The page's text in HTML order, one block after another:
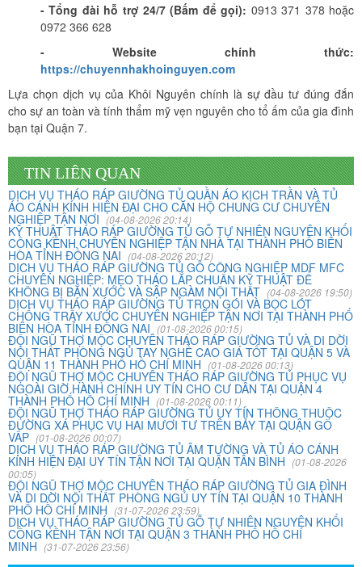
- Tổng đài hỗ trợ 24/7 (Bấm để gọi): 0913 371 378 hoặc
0972 366 628
- Website chính thức:
https://chuyennhakhoinguyen.com
Lựa chọn dịch vụ của Khôi Nguyên chính là sự đầu tư đúng đắn
cho sự an toàn và tính thẩm mỹ vẹn nguyên cho tổ ấm của gia đình
bạn tại Quận 7.
TIN LIÊN QUAN
DỊCH VỤ THÁO RÁP GIƯỜNG TỦ QUẦN ÁO KỊCH TRẦN VÀ TỦ
ÁO CÁNH KÍNH HIỆN ĐẠI CHO CĂN HỘ CHUNG CƯ CHUYÊN
NGHIỆP TẬN NƠI (04-08-2026 20:14)
KỸ THUẬT THÁO RÁP GIƯỜNG TỦ GỖ TỰ NHIÊN NGUYÊN KHỐI
CỒNG KỀNH CHUYÊN NGHIỆP TẬN NHÀ TẠI THÀNH PHỐ BIÊN
HÒA TỈNH ĐỒNG NAI (04-08-2026 20:12)
DỊCH VỤ THÁO RÁP GIƯỜNG TỦ GỖ CÔNG NGHIỆP MDF MFC
CHUYÊN NGHIỆP: MẸO THÁO LẮP CHUẨN KỸ THUẬT ĐỂ
KHÔNG BỊ BẮN XƯỚC VÀ SẬP NGÀM NỘI THẤT (04-08-2026 19:50)
DỊCH VỤ THÁO RÁP GIƯỜNG TỦ TRỌN GÓI VÀ BỌC LÓT
CHỐNG TRẦY XƯỚC CHUYÊN NGHIỆP TẬN NƠI TẠI THÀNH PHỐ
BIÊN HÒA TỈNH ĐỒNG NAI (01-08-2026 00:15)
ĐỘI NGŨ THỢ MỘC CHUYÊN THÁO RÁP GIƯỜNG TỦ VÀ DI DỜI
NỘI THẤT PHÒNG NGỦ TAY NGHỀ CAO GIÁ TỐT TẠI QUẬN 5 VÀ
QUẬN 11 THÀNH PHỐ HỒ CHÍ MINH (01-08-2026 00:13)
ĐỘI NGŨ THỢ MỘC CHUYÊN THÁO RÁP GIƯỜNG TỦ PHỤC VỤ
NGOÀI GIỜ HÀNH CHÍNH UY TÍN CHO CƯ DÂN TẠI QUẬN 4
THÀNH PHỐ HỒ CHÍ MINH (01-08-2026 00:11)
ĐỘI NGŨ THỢ THÁO RÁP GIƯỜNG TỦ UY TÍN THÔNG THUỘC
ĐƯỜNG XÁ PHỤC VỤ HAI MƯƠI TƯ TRÊN BẢY TẠI QUẬN GÒ
VẤP (01-08-2026 00:07)
DỊCH VỤ THÁO RÁP GIƯỜNG TỦ ÂM TƯỜNG VÀ TỦ ÁO CÁNH
KÍNH HIỆN ĐẠI UY TÍN TẬN NƠI TẠI QUẬN TÂN BÌNH (01-08-2026
00:05)
ĐỘI NGŨ THỢ MỘC CHUYÊN THÁO RÁP GIƯỜNG TỦ GIA ĐÌNH
VÀ DI DỜI NỘI THẤT PHÒNG NGỦ UY TÍN TẠI QUẬN 10 THÀNH
PHỐ HỒ CHÍ MINH (31-07-2026 23:59)
DỊCH VỤ THÁO RÁP GIƯỜNG TỦ GỖ TỰ NHIÊN NGUYÊN KHỐI
CỒNG KỀNH TẬN NƠI TẠI QUẬN 3 THÀNH PHỐ HỒ CHÍ
MINH (31-07-2026 23:56)
Vừa qua tôi có chuyển văn phòng từ 3/2 về đường Cộng
Hòa. Ban đầu tôi cũng đắn đo nhiều dịch vụ chuyển nhà
nhưng cuối cùng tôi quyết định chọn công ty Khôi
Nguyên. Tôi thật sự hài lòng. Cảm ơn quý công ty.
Phạm Minh Tuấn
232/2 Cộng Hòa, P.13, Q. Tân Bình
Vợ chồng tôi vừa chuyển về nhà mới ở Chưng cư Thái An
về quận 2. Tôi được biết dịch vụ của Khôi Nguyên đã lâu
và đến nay đã sử dụng dịch vụ chuyển nhà này. Tôi xin
chúng công ty ngày càng phát triển và nâng cao chất
lượng dịch vụ
Mai Hương
Vĩnh Lộc A - Bình Chánh
Công ty Khôi Nguyên chuyển hàng của cô bao bọc đóng
gói rất cẩn thận. Cô rất hài lòng